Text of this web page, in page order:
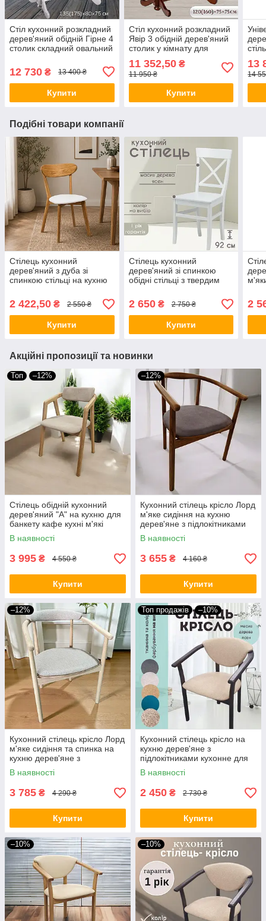
Стіл кухонний розкладний
дерев'яний обідній Гірне 4
столик складний овальний
135(175)х80см
12 730 ₴ 13 400 ₴
Купити
Стіл кухонний розкладний
Явір 3 обідній дерев'яний
столик у кімнату для
120(160)х75 см
11 352,50₴
11 950 ₴
Купити
13
14
Подібні товари компанії
Стілець кухонний
дерев'яний з дуба зі
спинкою стільці на кухню
стільчик із дерева м`яке
сидіння Іску Н
2 422,50 ₴ 2 550 ₴
Купити
Стілець кухонний
дерев'яний зі спинкою
обідні стільці з твердим
кафе Торіно різні кольори
2 650₴ 2 750 ₴
Купити
2
Акційні пропозиції та новинки
Топ –12%
Стілець обідній кухонний
дерев'яний "А" на кухню для
банкету кафе кухні м'які
стільці для кухні різні кольори
В наявності
3 995 ₴ 4 550 ₴
Купити
–12%
Кухонний стілець крісло Лорд
м'яке сидіння на кухню
дерев'яне з підлокітниками
для кухні готелю і ресторану
в кафе
В наявності
3 655 ₴ 4 160 ₴
Купити
–12%
Кухонний стілець крісло Лорд
м'яке сидіння та спинка на
кухню дерев'яне з
підлокітниками для кухні
готелю і ресторану в кафе
В наявності
3 785 ₴ 4 290 ₴
Купити
Топ продажів –10%
Кухонний стілець крісло на
кухню дерев'яне з
підлокітниками кухонне для
кухні готелю і ресторану в
кафе Алексіс різний колір
В наявності
2 450 ₴ 2 730 ₴
Купити
–10% –10%